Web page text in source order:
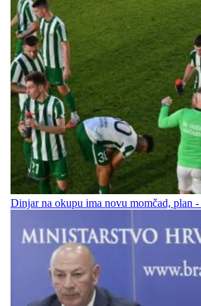
Dinjar na okupu ima novu momčad, plan